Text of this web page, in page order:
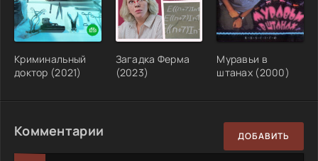
Криминальный
доктор (2021)
Загадка Ферма
(2023)
Муравьи в
штанах (2000)
Комментарии ДОБАВИТЬ